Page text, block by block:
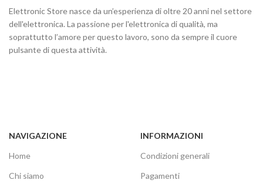
Elettronic Store nasce da un’esperienza di oltre 20 anni nel settore
dell'elettronica. La passione per l'elettronica di qualità, ma
soprattutto l’amore per questo lavoro, sono da sempre il cuore
pulsante di questa attività.
NAVIGAZIONE
Home
Chi siamo
INFORMAZIONI
Condizioni generali
Pagamenti